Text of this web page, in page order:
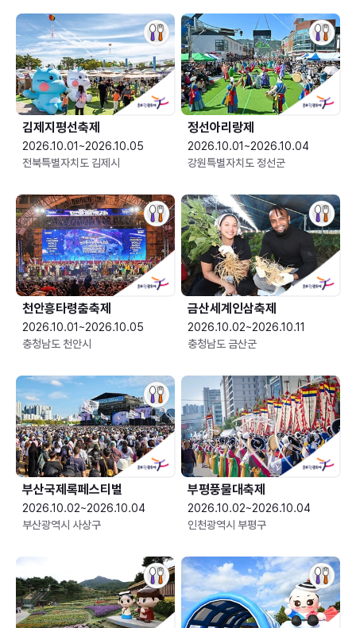
김제지평선축제
2026.10.01~2026.10.05
전북특별자치도 김제시
정선아리랑제
2026.10.01~2026.10.04
강원특별자치도 정선군
천안흥타령춤축제
2026.10.01~2026.10.05
충청남도 천안시
금산세계인삼축제
2026.10.02~2026.10.11
충청남도 금산군
부산국제록페스티벌
2026.10.02~2026.10.04
부산광역시 사상구
부평풍물대축제
2026.10.02~2026.10.04
인천광역시 부평구